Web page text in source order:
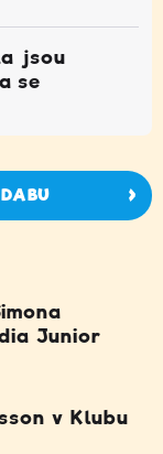
jsou
se
Junior
v Klubu